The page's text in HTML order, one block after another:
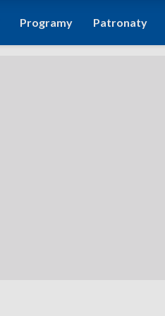
Programy Patronaty